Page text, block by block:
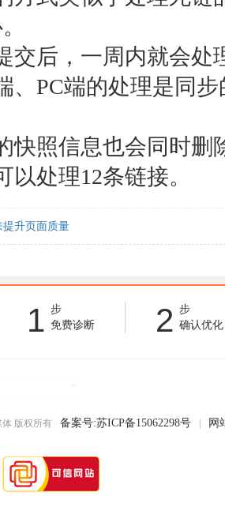
交后，一周内就会处
PC端的处理是同
快照信息也会同时删
处理12条链接。
提升页面质量
1 步
免费诊断
2 步
确认优
体 版权所有 备案号:苏ICP备15062298号 网